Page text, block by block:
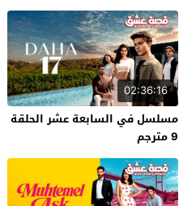
02:36:16
مسلسل في السابعة عشر الحلقة
9 مترجم